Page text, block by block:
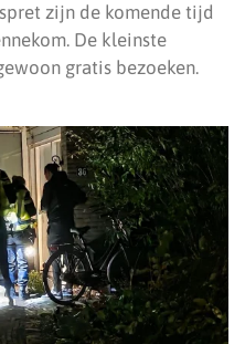
zijn de komende tijd
De kleinste
gratis bezoeken.